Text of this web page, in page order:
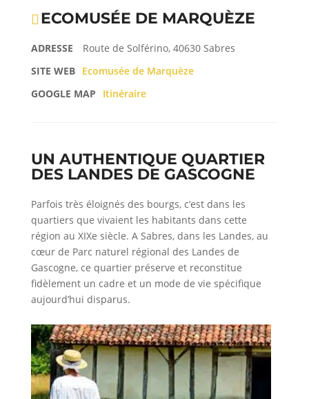
ECOMUSÉE DE MARQUÈZE
ADRESSE
Route de Solférino, 40630 Sabres
SITE WEB Ecomusée de Marquèze
GOOGLE MAP
Itinéraire
UN AUTHENTIQUE QUARTIER
DES LANDES DE GASCOGNE
Parfois très éloignés des bourgs, c’est dans les
quartiers que vivaient les habitants dans cette
région au XIXe siècle. A Sabres, dans les Landes, au
cœur de Parc naturel régional des Landes de
Gascogne, ce quartier préserve et reconstitue
fidèlement un cadre et un mode de vie spécifique
aujourd’hui disparus.